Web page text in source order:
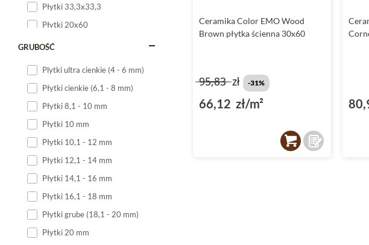
Płytki 33,3x33,3
Płytki 20x60
Płytki 20x120
GRUBOŚĆ
Plytki ultra cienkie (4 - 6 mm)
Płytki cienkie (6,1 - 8 mm)
Płytki 8,1 - 10 mm
Płytki 10 mm
Płytki 10,1 - 12 mm
Płytki 12,1 - 14 mm
Płytki 14,1 - 16 mm
Płytki 16,1 - 18 mm
Płytki grube (18,1 - 20 mm)
Płytki 20 mm
Ceramika Color EMO Wood
Brown płytka ścienna 30x60
95,83zł -31%
66,12 zł/m²